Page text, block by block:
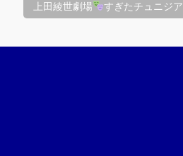
上田綾世劇場 すぎたチュニジア